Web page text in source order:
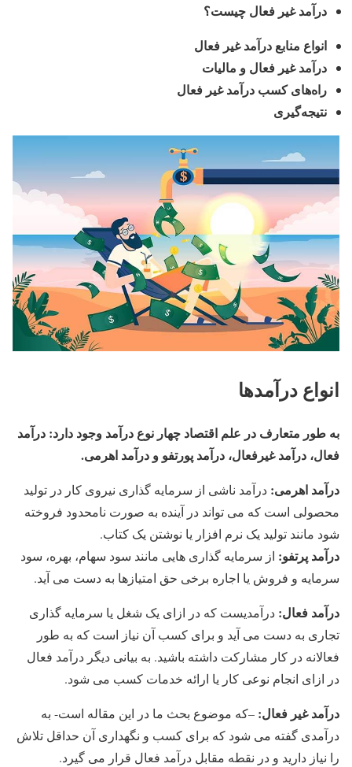
درآمد غیر فعال چیست؟
انواع منابع درآمد غیر فعال
درآمد غیر فعال و مالیات
راه‌های کسب درآمد غیر فعال
نتیجه‌گیری
انواع درآمدها
به طور متعارف در علم اقتصاد چهار نوع درآمد وجود دارد: درآمد
فعال، درآمد غیرفعال، درآمد پورتفو و درآمد اهرمی.
درآمد اهرمی: درآمد ناشی از سرمایه گذاری نیروی کار در تولید
محصولی است که می تواند در آینده به صورت نامحدود فروخته
شود مانند تولید یک نرم افزار یا نوشتن یک کتاب.
درآمد پرتفو: از سرمایه گذاری هایی مانند سود سهام، بهره، سود
سرمایه و فروش یا اجاره برخی حق امتیازها به دست می آید.
درآمد فعال: درآمدیست که در ازای یک شغل یا سرمایه گذاری
تجاری به دست می آید و برای کسب آن نیاز است که به طور
فعالانه در کار مشارکت داشته باشید. به بیانی دیگر درآمد فعال
در ازای انجام نوعی کار یا ارائه خدمات کسب می شود.
درآمد غیر فعال: –که موضوع بحث ما در این مقاله است- به
درآمدی گفته می شود که برای کسب و نگهداری آن حداقل تلاش
را نیاز دارید و در نقطه مقابل درآمد فعال قرار می گیرد.